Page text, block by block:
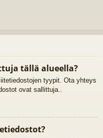
tällä alueella?
tyypit. Ota yhteys
ovat sallittuja..